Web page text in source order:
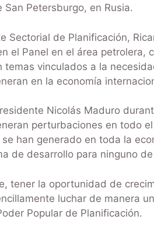
San Petersburgo, en Rusia.
Sectorial de Planificación,
el Panel en el área petrolera,
temas vinculados a la
en la economía
Nicolás Maduro
perturbaciones en todo
han generado en toda la
de desarrollo para ninguno de
tener la oportunidad de
luchar de manera
Popular de Planificación.